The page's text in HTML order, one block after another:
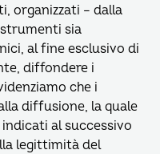
organizzati – dalla
sia
al fine esclusivo di
diffondere i
che i
diffusione, la quale
al successivo
legittimità del